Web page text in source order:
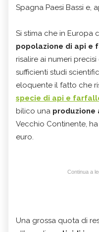
Spagna Paesi Bassi e,
Si stima che in Europa
popolazione di api e
risalire ai numeri
sufficienti studi
eloquente il fatto che
specie di api e
bilico una produzione
Vecchio Continente,
euro.
Continua a
Una grossa quota di